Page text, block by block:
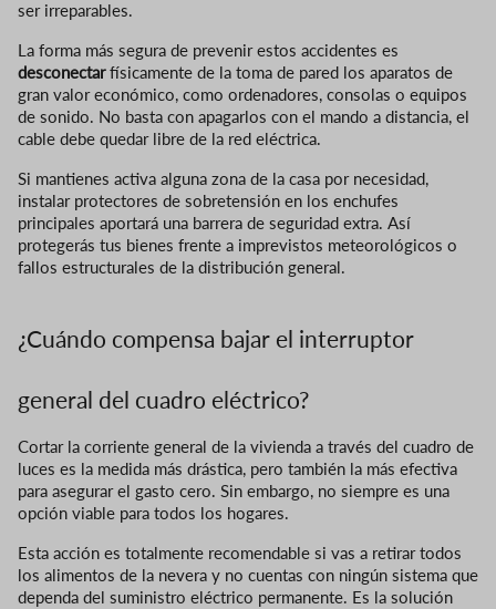
ser irreparables.
La forma más segura de prevenir estos accidentes es
desconectarfísicamente de la toma de pared los aparatos de
gran valor económico, como ordenadores, consolas o equipos
de sonido. No basta con apagarlos con el mando a distancia, el
cable debe quedar libre de la red eléctrica.
Si mantienes activa alguna zona de la casa por necesidad,
instalar protectores de sobretensión en los enchufes
principales aportará una barrera de seguridad extra. Así
protegerás tus bienes frente a imprevistos meteorológicos o
fallos estructurales de la distribución general.
¿Cuándo compensa bajar el interruptor
general del cuadro eléctrico?
Cortar la corriente general de la vivienda a través del cuadro de
luces es la medida más drástica, pero también la más efectiva
para asegurar el gasto cero. Sin embargo, no siempre es una
opción viable para todos los hogares.
Esta acción es totalmente recomendable si vas a retirar todos
los alimentos de la nevera y no cuentas con ningún sistema que
dependa del suministro eléctrico permanente. Es la solución